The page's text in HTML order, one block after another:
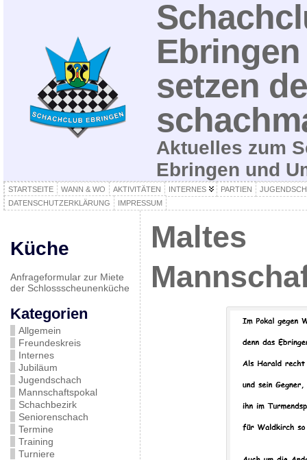
setzen
Aktuelles zum
Ebringen und
STARTSEITE WANN & WO AKTIVITÄTEN INTERNES PARTIEN
DATENSCHUTZERKLÄRUNG
IMPRESSUM
Küche
Anfrageformular zur Miete
der Schlossscheunenküche
Kategorien
Allgemein
Freundeskreis
Internes
Jubiläum
Jugendschach
Mannschaftspokal
Schachbezirk
Seniorenschach
Termine
Training
Turniere
Maltes